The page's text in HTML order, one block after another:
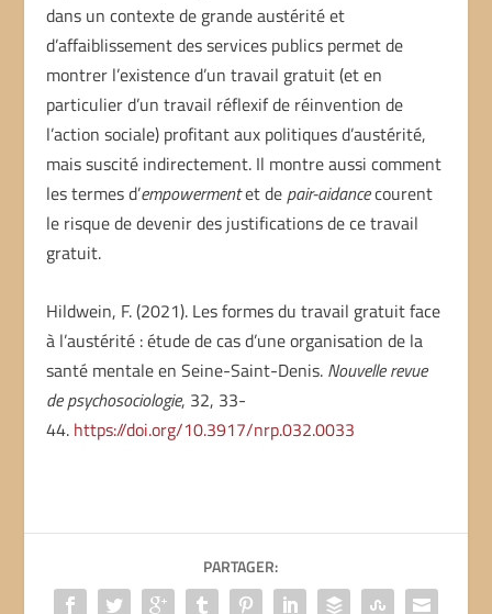
dans un contexte de grande austérité et
d’affaiblissement des services publics permet de
montrer l’existence d’un travail gratuit (et en
particulier d’un travail réflexif de réinvention de
l’action sociale) profitant aux politiques d’austérité,
mais suscité indirectement. Il montre aussi comment
les termes d’empowermentet de pair-aidancecourent
le risque de devenir des justifications de ce travail
gratuit.
Hildwein, F. (2021). Les formes du travail gratuit face
à l’austérité : étude de cas d’une organisation de la
santé mentale en Seine-Saint-Denis. Nouvelle revue
de psychosociologie, 32, 33-
44. https://doi.org/10.3917/nrp.032.0033
PARTAGER: